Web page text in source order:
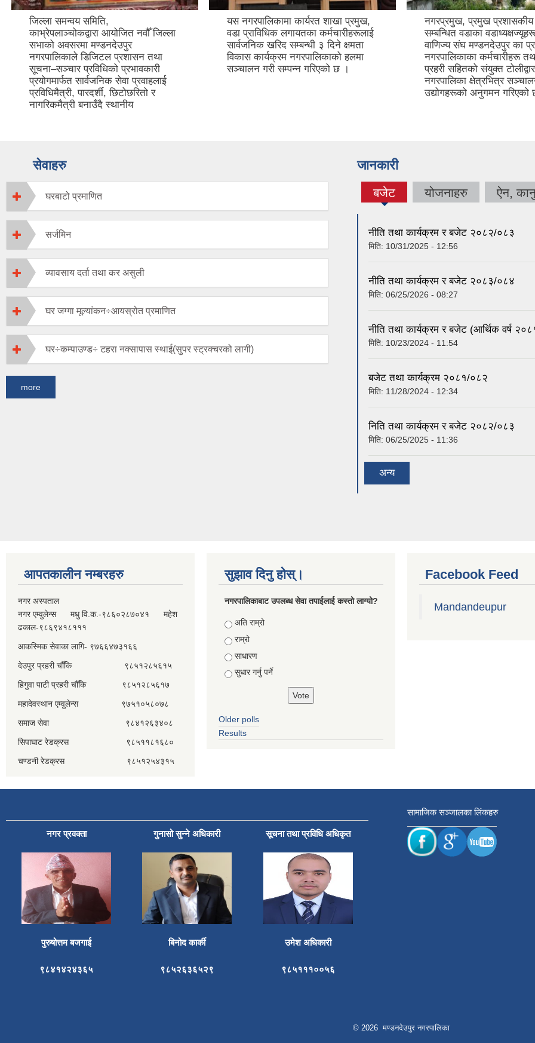
जिल्ला समन्वय समिति,
काभ्रेपलाञ्चोकद्वारा आयोजित नवौँ जिल्ला
सभाको अवसरमा मण्डनदेउपुर
नगरपालिकाले डिजिटल प्रशासन तथा
सूचना–सञ्चार प्रविधिको प्रभावकारी
प्रयोगमार्फत सार्वजनिक सेवा प्रवाहलाई
प्रविधिमैत्री, पारदर्शी, छिटोछरितो र
नागरिकमैत्री बनाउँदै स्थानीय
यस नगरपालिकामा कार्यरत शाखा प्रमुख,
वडा प्राविधिक लगायतका कर्मचारीहरूलाई
सार्वजनिक खरिद सम्बन्धी ३ दिने क्षमता
विकास कार्यक्रम नगरपालिकाको हलमा
सञ्चालन गरी सम्पन्न गरिएको छ ।
नगरप्रमुख, प्रमुख
सम्बन्धित वडाका
वाणिज्य संघ मण्डनदेउपुर का
नगरपालिकाका कर्मचारीहरू
प्रहरी सहितको संयुक्त
नगरपालिका क्षेत्रभित्र
उद्योगहरूको अनुगमन गरिएको
सेवाहरु
घरबाटो प्रमाणित
सर्जमिन
व्यावसाय दर्ता तथा कर असुली
घर जग्गा मूल्यांकन÷आयस्रोत प्रमाणित
घर÷कम्पाउण्ड÷ टहरा नक्सापास स्थाई(सुपर स्ट्रक्चरको लागी)
more
जानकारी
बजेट
(active
योजनाहरु ऐन,
नीति तथा कार्यक्रम र बजेट २०८२/०८३
मिति: 10/31/2025 - 12:56
नीति तथा कार्यक्रम र बजेट २०८३/०८४
मिति: 06/25/2026 - 08:27
नीति तथा कार्यक्रम र बजेट (आर्थिक वर्ष
मिति: 10/23/2024 - 11:54
बजेट तथा कार्यक्रम २०८१/०८२
मिति: 11/28/2024 - 12:34
निति तथा कार्यक्रम र बजेट २०८२/०८३
मिति: 06/25/2025 - 11:36
अन्य
आपतकालीन नम्बरहरु
नगर अस्पताल
नगर एम्वुलेन्स मधु वि.क.-९८६०२८७०४१ महेश
ढकाल-९८६९४१८१११
आकस्मिक सेवाका लागि- ९७६६४७३१६६
देउपुर प्रहरी चौँकि ९८५१२८५६१५
हिगुवा पाटी प्रहरी चौँकि ९८५१२८५६१७
महादेवस्थान एम्वुलेन्स ९७५१०५८०७८
समाज सेवा ९८४१२६३४०८
सिपाघाट रेडक्रस ९८५११८१६८०
चण्डनी रेडक्रस ९८५१२५४३१५
सुझाव दिनु होस्।
नगरपालिकाबाट उपलब्ध सेवा तपाईलाई कस्तो लाग्यो?
Choices
अति राम्रो
राम्रो
साधारण
सुधार गर्नु पर्ने
Older polls
Results
Facebook Feed
Mandandeupur
नगर प्रवक्ता गुनासो सुन्ने अधिकारी सूचना तथा प्रविधि अधिकृत
पुरुषोत्तम बजगाई बिनोद कार्की उमेश अधिकारी
९८४१४२४३६५ ९८५२६३६५२९ ९८५१११००५६
सामाजिक सञ्जालका लिंकहरु
© 2026 मण्डनदेउपुर नगरपालिका